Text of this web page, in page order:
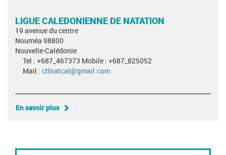
LIGUE CALEDONIENNE DE NATATION
19 avenue du centre
Nouméa 98800
Nouvelle-Calédonie
Tel : +687_467373 Mobile : +687_825052
Mail : ctlnatcal@gmail.com
En savoir plus